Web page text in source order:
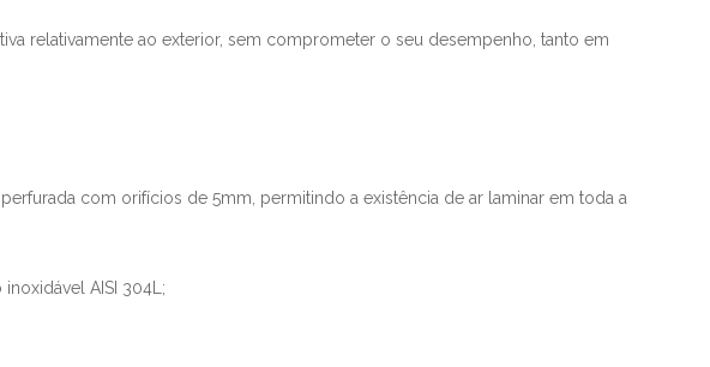
relativamente ao exterior, sem comprometer o seu desempenho, tanto em
com orifícios de 5mm, permitindo a existência de ar laminar em toda a
AISI 304L;